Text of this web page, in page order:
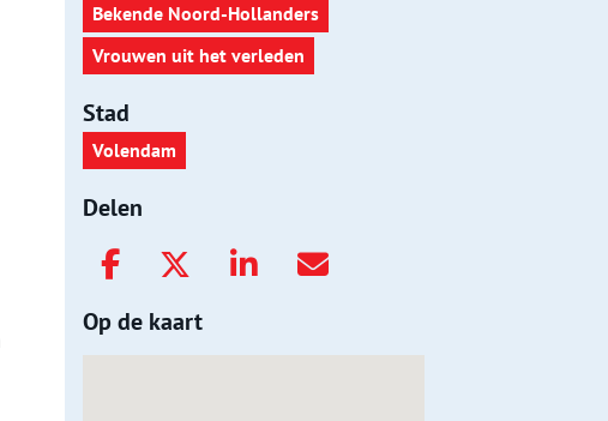
Bekende Noord-Hollanders
Vrouwen uit het verleden
Stad
Volendam
Delen
Op de kaart